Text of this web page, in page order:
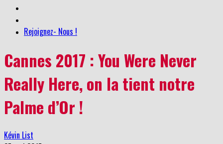
Rejoignez- Nous !
Cannes 2017 : You Were Never
Really Here, on la tient notre
Palme d’Or !
Kévin List